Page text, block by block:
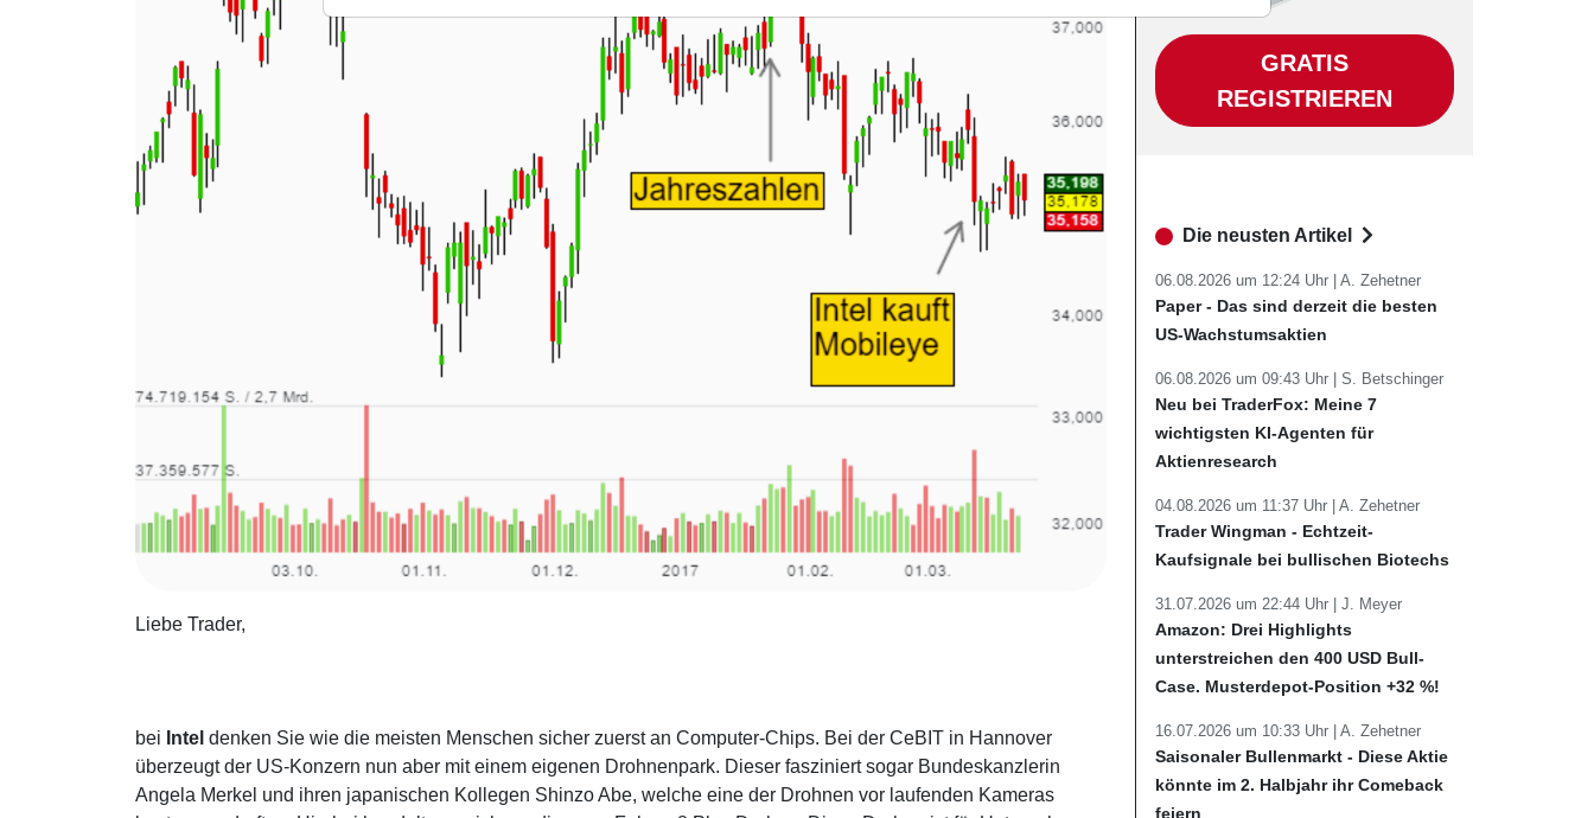
Liebe Trader,
bei Intel denken Sie wie die meisten Menschen sicher zuerst an Computer-Chips. Bei der CeBIT in Hannover
überzeugt der US-Konzern nun aber mit einem eigenen Drohnenpark. Dieser fasziniert sogar Bundeskanzlerin
Angela Merkel und ihren japanischen Kollegen Shinzo Abe, welche eine der Drohnen vor laufenden Kameras
GRATIS
REGISTRIEREN
Die neusten Artikel
06.08.2026 um 12:24 Uhr | A. Zehetner
Paper - Das sind derzeit die besten
US-Wachstumsaktien
06.08.2026 um 09:43 Uhr | S. Betschinger
Neu bei TraderFox: Meine 7
wichtigsten KI-Agenten für
Aktienresearch
04.08.2026 um 11:37 Uhr | A. Zehetner
Trader Wingman - Echtzeit-
Kaufsignale bei bullischen Biotechs
31.07.2026 um 22:44 Uhr | J. Meyer
Amazon: Drei Highlights
unterstreichen den 400 USD Bull-
Case. Musterdepot-Position +32 %!
16.07.2026 um 10:33 Uhr | A. Zehetner
Saisonaler Bullenmarkt - Diese Aktie
könnte im 2. Halbjahr ihr Comeback
feiern